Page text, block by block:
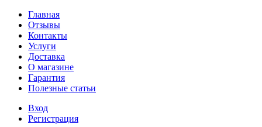
Главная
Отзывы
Контакты
Услуги
Доставка
О магазине
Гарантия
Полезные статьи
Вход
Регистрация